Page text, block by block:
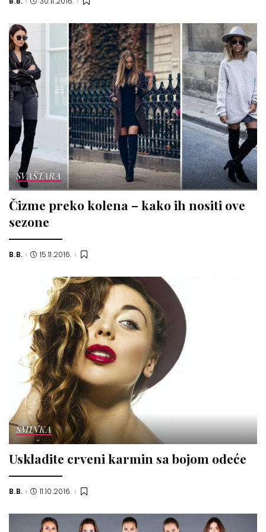
Posted
SVAŠTARA
Čizme preko kolena – kako ih nositi ove
sezone
Posted
B.B. 15.11.2016.
ŠMINKA
Uskladite crveni karmin sa bojom odeće
Posted
B.B. 11.10.2016.